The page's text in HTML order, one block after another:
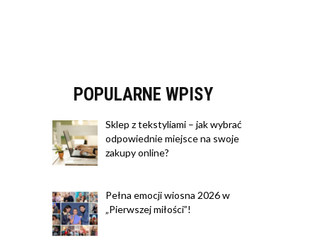
POPULARNE WPISY
Sklep z tekstyliami – jak wybrać
odpowiednie miejsce na swoje
zakupy online?
Pełna emocji wiosna 2026 w
„Pierwszej miłości”!